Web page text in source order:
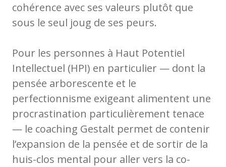
cohérence avec ses valeurs plutôt que
sous le seul joug de ses peurs.
Pour les personnes à Haut Potentiel
Intellectuel (HPI) en particulier — dont la
pensée arborescente et le
perfectionnisme exigeant alimentent une
procrastination particulièrement tenace
— le coaching Gestalt permet de contenir
l’expansion de la pensée et de sortir de la
huis-clos mental pour aller vers la co-